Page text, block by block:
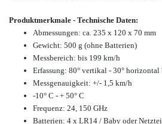
Produktmerkmale - Technische Daten:
Abmessungen: ca. 235 x 120 x 70 mm
Gewicht: 500 g (ohne Batterien)
Messbereich: bis 199 km/h
Erfassung: 80° vertikal - 30° horizontal
Messgenauigkeit: +/- 1,5 km/h
-10° C - + 50° C
Frequenz: 24, 150 GHz
Batterien: 4 x LR14 / Baby oder